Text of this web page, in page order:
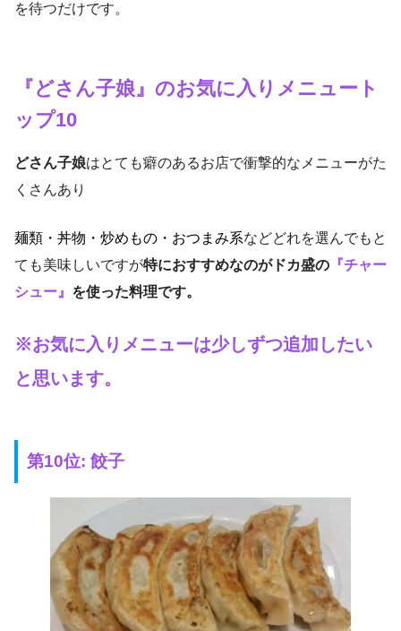
を待つだけです。
『どさん子娘』のお気に入りメニュート
ップ10
どさん子娘はとても癖のあるお店で衝撃的なメニューがた
くさんあり
麺類・丼物・炒めもの・おつまみ系などどれを選んでもと
ても美味しいですが特におすすめなのがドカ盛の 『チャー
シュー』 を使った料理です。
※お気に入りメニューは少しずつ追加したい
と思います。
第10位: 餃子